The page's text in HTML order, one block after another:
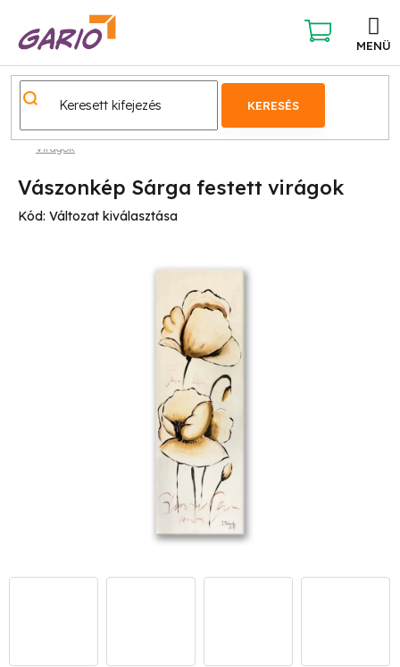
KERESÉS
KOSÁR
Virágok
Vászonkép Sárga festett virágok
Kód: Változat kiválasztása